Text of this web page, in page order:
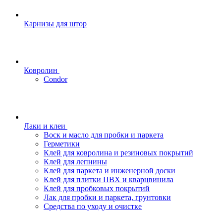
Карнизы для штор
Ковролин
Condor
Лаки и клеи
Воск и масло для пробки и паркета
Герметики
Клей для ковролина и резиновых покрытий
Клей для лепнины
Клей для паркета и инженерной доски
Клей для плитки ПВХ и кварцвинила
Клей для пробковых покрытий
Лак для пробки и паркета, грунтовки
Средства по уходу и очистке